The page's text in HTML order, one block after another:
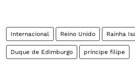
Internacional Reino Unido Rainha
Duque de Edimburgo príncipe filipe